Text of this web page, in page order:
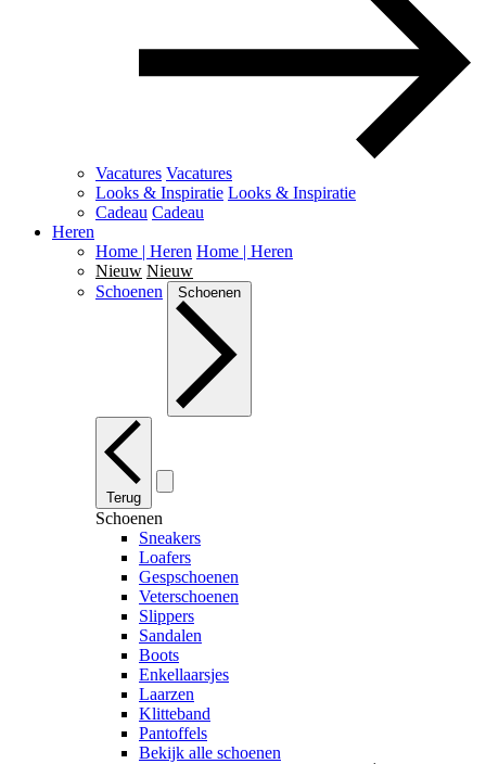
Vacatures Vacatures
Looks & Inspiratie Looks & Inspiratie
Cadeau Cadeau
Heren
Home | Heren Home | Heren
Nieuw Nieuw
Schoenen
Schoenen
Terug
Schoenen
Sneakers
Loafers
Gespschoenen
Veterschoenen
Slippers
Sandalen
Boots
Enkellaarsjes
Laarzen
Klitteband
Pantoffels
Bekijk alle schoenen